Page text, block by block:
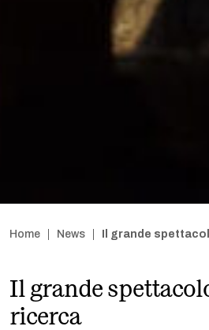
Home News Il grande
Il grande
ricerca